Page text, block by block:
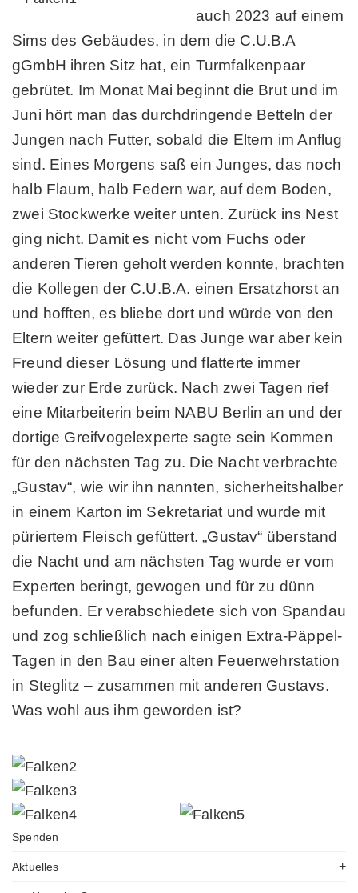
auch 2023 auf einem
Sims des Gebäudes, in dem die C.U.B.A
gGmbH ihren Sitz hat, ein Turmfalkenpaar
gebrütet. Im Monat Mai beginnt die Brut und im
Juni hört man das durchdringende Betteln der
Jungen nach Futter, sobald die Eltern im Anflug
sind. Eines Morgens saß ein Junges, das noch
halb Flaum, halb Federn war, auf dem Boden,
zwei Stockwerke weiter unten. Zurück ins Nest
ging nicht. Damit es nicht vom Fuchs oder
anderen Tieren geholt werden konnte, brachten
die Kollegen der C.U.B.A. einen Ersatzhorst an
und hofften, es bliebe dort und würde von den
Eltern weiter gefüttert. Das Junge war aber kein
Freund dieser Lösung und flatterte immer
wieder zur Erde zurück. Nach zwei Tagen rief
eine Mitarbeiterin beim NABU Berlin an und der
dortige Greifvogelexperte sagte sein Kommen
für den nächsten Tag zu. Die Nacht verbrachte
„Gustav“, wie wir ihn nannten, sicherheitshalber
in einem Karton im Sekretariat und wurde mit
püriertem Fleisch gefüttert. „Gustav“ überstand
die Nacht und am nächsten Tag wurde er vom
Experten beringt, gewogen und für zu dünn
befunden. Er verabschiedete sich von Spandau
und zog schließlich nach einigen Extra-Päppel-
Tagen in den Bau einer alten Feuerwehrstation
in Steglitz – zusammen mit anderen Gustavs.
Was wohl aus ihm geworden ist?
Spenden
Aktuelles